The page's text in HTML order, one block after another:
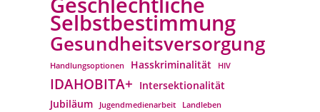
Selbstbestimmung
Gesundheitsversorgung
Handlungsoptionen Hasskriminalität HIV
IDAHOBITA+ Intersektionalität
Jubiläum
Jugendmedienarbeit Landleben